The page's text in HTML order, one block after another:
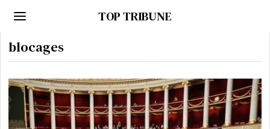
TOP TRIBUNE
blocages